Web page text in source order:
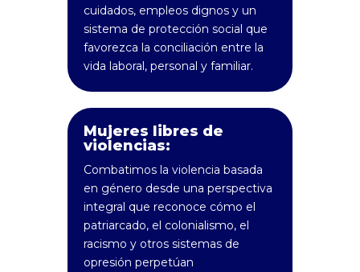
cuidados, empleos dignos y un
sistema de protección social que
favorezca la conciliación entre la
vida laboral, personal y familiar.
Mujeres libres de
violencias:
Combatimos la violencia basada
en género desde una perspectiva
integral que reconoce cómo el
patriarcado, el colonialismo, el
racismo y otros sistemas de
opresión perpetúan